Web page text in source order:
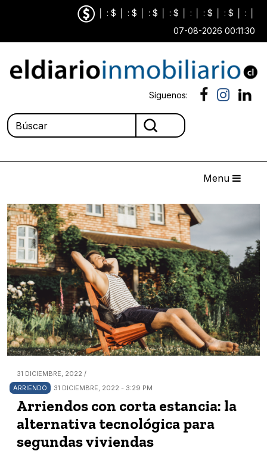
: $ : $ : $ : $ : : $ : $ :
07-08-2026 00:11:30
Síguenos:
Menu
31 DICIEMBRE, 2022 /
ARRIENDO
31 DICIEMBRE, 2022 - 3:29 PM
Arriendos con corta estancia: la
alternativa tecnológica para
segundas viviendas